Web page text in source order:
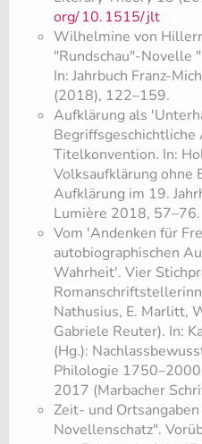
org/10. 1515/jlt
Wilhelmine von
"Rundschau"-Novelle
In: Jahrbuch Franz-
(2018), 122–159.
Aufklärung als
Begriffsgeschichtliche
Titelkonvention. In:
Volksaufklärung ohne
Aufklärung im 19.
Lumière 2018, 57–76.
Vom 'Andenken für
autobiographischen
Wahrheit'. Vier
Nathusius, E. Marlitt,
Gabriele Reuter). In:
(Hg.):
Philologie
2017 (Marbacher
Zeit- und
Novellenschatz".